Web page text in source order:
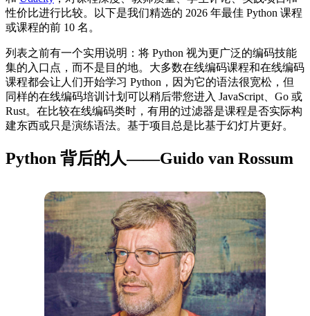
性价比进行比较。以下是我们精选的 2026 年最佳 Python 课程
或课程的前 10 名。
列表之前有一个实用说明：将 Python 视为更广泛的编码技能
集的入口点，而不是目的地。大多数在线编码课程和在线编码
课程都会让人们开始学习 Python，因为它的语法很宽松，但
同样的在线编码培训计划可以稍后带您进入 JavaScript、Go 或
Rust。在比较在线编码类时，有用的过滤器是课程是否实际构
建东西或只是演练语法。基于项目总是比基于幻灯片更好。
Python 背后的人——Guido van Rossum